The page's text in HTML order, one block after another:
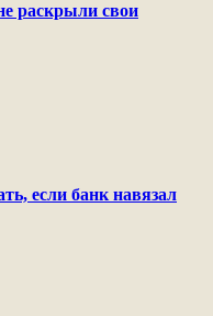
раскрыли свои
если банк навязал